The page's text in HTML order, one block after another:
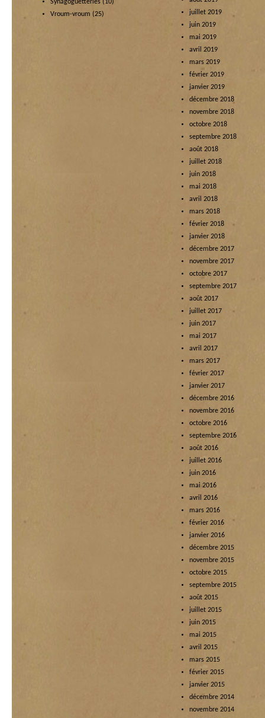
Synagoguetteries (10)
Vroum-vroum (25)
juillet 2019
juin 2019
mai 2019
avril 2019
mars 2019
février 2019
janvier 2019
décembre 2018
novembre 2018
octobre 2018
septembre 2018
août 2018
juillet 2018
juin 2018
mai 2018
avril 2018
mars 2018
février 2018
janvier 2018
décembre 2017
novembre 2017
octobre 2017
septembre 2017
août 2017
juillet 2017
juin 2017
mai 2017
avril 2017
mars 2017
février 2017
janvier 2017
décembre 2016
novembre 2016
octobre 2016
septembre 2016
août 2016
juillet 2016
juin 2016
mai 2016
avril 2016
mars 2016
février 2016
janvier 2016
décembre 2015
novembre 2015
octobre 2015
septembre 2015
août 2015
juillet 2015
juin 2015
mai 2015
avril 2015
mars 2015
février 2015
janvier 2015
décembre 2014
novembre 2014